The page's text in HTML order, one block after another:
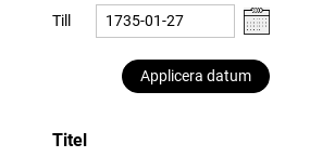
Till
Applicera datum
Titel